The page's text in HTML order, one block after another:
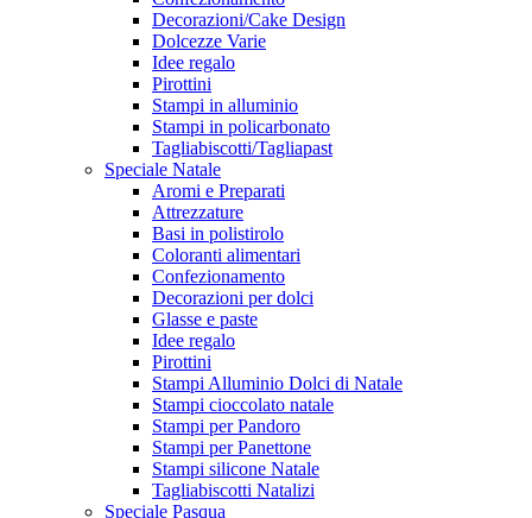
Decorazioni/Cake Design
Dolcezze Varie
Idee regalo
Pirottini
Stampi in alluminio
Stampi in policarbonato
Tagliabiscotti/Tagliapast
Speciale Natale
Aromi e Preparati
Attrezzature
Basi in polistirolo
Coloranti alimentari
Confezionamento
Decorazioni per dolci
Glasse e paste
Idee regalo
Pirottini
Stampi Alluminio Dolci di Natale
Stampi cioccolato natale
Stampi per Pandoro
Stampi per Panettone
Stampi silicone Natale
Tagliabiscotti Natalizi
Speciale Pasqua